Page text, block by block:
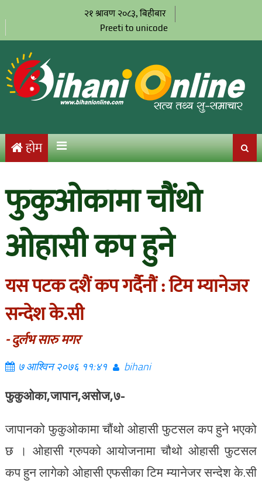
२१ श्रावण २०८३, बिहीबार
Preeti to unicode
होम
फुकुओकामा चौंथो
ओहासी कप हुने
यस पटक दशैं कप गर्दैनौं : टिम म्यानेजर
सन्देश के.सी
- दुर्लभ सारु मगर
७ आश्विन २०७६ ११:४१ bihani
फुकुओका,जापान,असोज,७-
जापानको फुकुओकामा चौंथो ओहासी फुटसल कप हुने भएको
छ । ओहासी ग्रुपको आयोजनामा चौथो ओहासी फुटसल
कप हुन लागेको ओहासी एफसीका टिम म्यानेजर सन्देश के.सी